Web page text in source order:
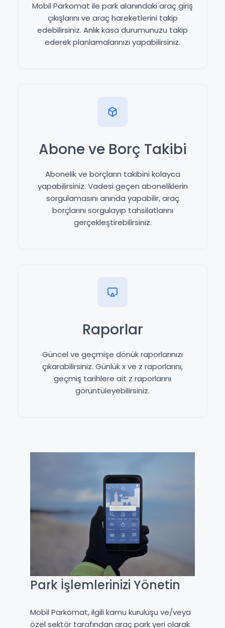
Mobil Parkomat ile park alanındaki araç giriş
çıkışlarını ve araç hareketlerini takip
edebilirsiniz. Anlık kasa durumunuzu takip
ederek planlamalarınızı yapabilirsiniz.
Abone ve Borç Takibi
Abonelik ve borçların takibini kolayca
yapabilirsiniz. Vadesi geçen aboneliklerin
sorgulamasını anında yapabilir, araç
borçlarını sorgulayıp tahsilatlarını
gerçekleştirebilirsiniz.
Raporlar
Güncel ve geçmişe dönük raporlarınızı
çıkarabilirsiniz. Günlük x ve z raporlarını,
geçmiş tarihlere ait z raporlarını
görüntüleyebilirsiniz.
Park İşlemlerinizi Yönetin
Mobil Parkomat, ilgili kamu kuruluşu ve/veya
özel sektör tarafından araç park yeri olarak